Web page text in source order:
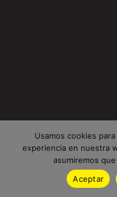
Usamos cookies
experiencia en nuestra
asumiremos
Aceptar